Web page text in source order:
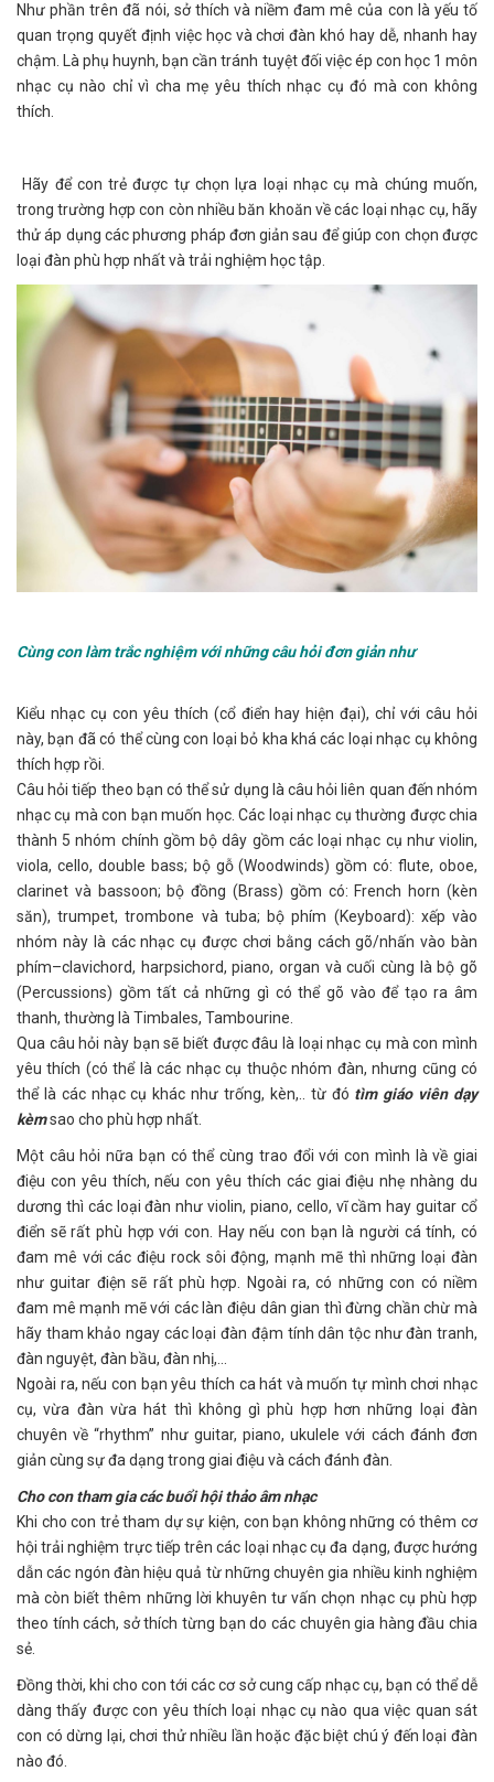
Như phần trên đã nói, sở thích và niềm đam mê của con là yếu tố
quan trọng quyết định việc học và chơi đàn khó hay dễ, nhanh hay
chậm. Là phụ huynh, bạn cần tránh tuyệt đối việc ép con học 1 môn
nhạc cụ nào chỉ vì cha mẹ yêu thích nhạc cụ đó mà con không
thích.
Hãy để con trẻ được tự chọn lựa loại nhạc cụ mà chúng muốn,
trong trường hợp con còn nhiều băn khoăn về các loại nhạc cụ, hãy
thử áp dụng các phương pháp đơn giản sau để giúp con chọn được
loại đàn phù hợp nhất và trải nghiệm học tập.
Cùng con làm trắc nghiệm với những câu hỏi đơn giản như
Kiểu nhạc cụ con yêu thích (cổ điển hay hiện đại), chỉ với câu hỏi
này, bạn đã có thể cùng con loại bỏ kha khá các loại nhạc cụ không
thích hợp rồi.
Câu hỏi tiếp theo bạn có thể sử dụng là câu hỏi liên quan đến nhóm
nhạc cụ mà con bạn muốn học. Các loại nhạc cụ thường được chia
thành 5 nhóm chính gồm bộ dây gồm các loại nhạc cụ như violin,
viola, cello, double bass; bộ gỗ (Woodwinds) gồm có: flute, oboe,
clarinet và bassoon; bộ đồng (Brass) gồm có: French horn (kèn
săn), trumpet, trombone và tuba; bộ phím (Keyboard): xếp vào
nhóm này là các nhạc cụ được chơi bằng cách gõ/nhấn vào bàn
phím–clavichord, harpsichord, piano, organ và cuối cùng là bộ gõ
(Percussions) gồm tất cả những gì có thể gõ vào để tạo ra âm
thanh, thường là Timbales, Tambourine.
Qua câu hỏi này bạn sẽ biết được đâu là loại nhạc cụ mà con mình
yêu thích (có thể là các nhạc cụ thuộc nhóm đàn, nhưng cũng có
thể là các nhạc cụ khác như trống, kèn,.. từ đó tìm giáo viên dạy
kèmsao cho phù hợp nhất.
Một câu hỏi nữa bạn có thể cùng trao đổi với con mình là về giai
điệu con yêu thích, nếu con yêu thích các giai điệu nhẹ nhàng du
dương thì các loại đàn như violin, piano, cello, vĩ cầm hay guitar cổ
điển sẽ rất phù hợp với con. Hay nếu con bạn là người cá tính, có
đam mê với các điệu rock sôi động, mạnh mẽ thì những loại đàn
như guitar điện sẽ rất phù hợp. Ngoài ra, có những con có niềm
đam mê mạnh mẽ với các làn điệu dân gian thì đừng chần chừ mà
hãy tham khảo ngay các loại đàn đậm tính dân tộc như đàn tranh,
đàn nguyệt, đàn bầu, đàn nhị,...
Ngoài ra, nếu con bạn yêu thích ca hát và muốn tự mình chơi nhạc
cụ, vừa đàn vừa hát thì không gì phù hợp hơn những loại đàn
chuyên về “rhythm” như guitar, piano, ukulele với cách đánh đơn
giản cùng sự đa dạng trong giai điệu và cách đánh đàn.
Cho con tham gia các buổi hội thảo âm nhạc
Khi cho con trẻ tham dự sự kiện, con bạn không những có thêm cơ
hội trải nghiệm trực tiếp trên các loại nhạc cụ đa dạng, được hướng
dẫn các ngón đàn hiệu quả từ những chuyên gia nhiều kinh nghiệm
mà còn biết thêm những lời khuyên tư vấn chọn nhạc cụ phù hợp
theo tính cách, sở thích từng bạn do các chuyên gia hàng đầu chia
sẻ.
Đồng thời, khi cho con tới các cơ sở cung cấp nhạc cụ, bạn có thể dễ
dàng thấy được con yêu thích loại nhạc cụ nào qua việc quan sát
con có dừng lại, chơi thử nhiều lần hoặc đặc biệt chú ý đến loại đàn
nào đó.